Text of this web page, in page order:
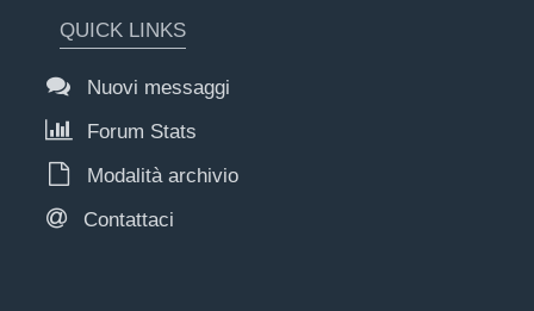
QUICK LINKS
Nuovi messaggi
Forum Stats
Modalità archivio
Contattaci